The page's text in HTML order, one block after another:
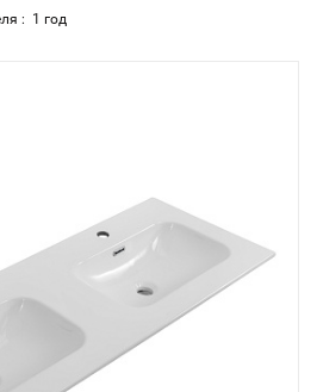
: 1 год